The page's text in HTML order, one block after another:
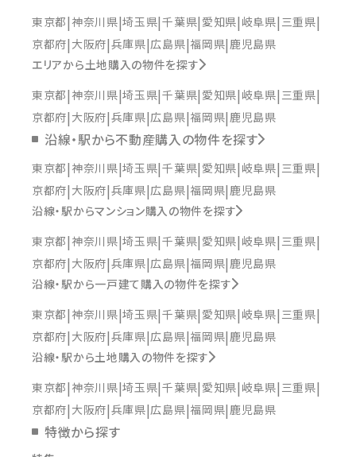
東京都 神奈川県 埼玉県 千葉県 愛知県 岐阜県 三重県
京都府 大阪府 兵庫県 広島県 福岡県 鹿児島県
エリアから土地購入の物件を探す
東京都 神奈川県 埼玉県 千葉県 愛知県 岐阜県 三重県
京都府 大阪府 兵庫県 広島県 福岡県 鹿児島県
沿線・駅から不動産購入の物件を探す
東京都 神奈川県 埼玉県 千葉県 愛知県 岐阜県 三重県
京都府 大阪府 兵庫県 広島県 福岡県 鹿児島県
沿線・駅からマンション購入の物件を探す
東京都 神奈川県 埼玉県 千葉県 愛知県 岐阜県 三重県
京都府 大阪府 兵庫県 広島県 福岡県 鹿児島県
沿線・駅から一戸建て購入の物件を探す
東京都 神奈川県 埼玉県 千葉県 愛知県 岐阜県 三重県
京都府 大阪府 兵庫県 広島県 福岡県 鹿児島県
沿線・駅から土地購入の物件を探す
東京都 神奈川県 埼玉県 千葉県 愛知県 岐阜県 三重県
京都府 大阪府 兵庫県 広島県 福岡県 鹿児島県
特徴から探す